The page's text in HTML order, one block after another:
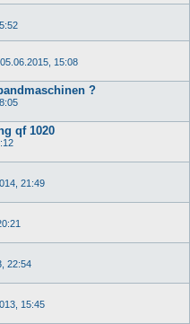
05.06.2015, 15:08
?
qf 1020
21:49
22:54
15:45